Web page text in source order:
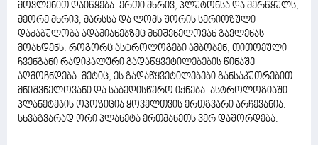
მოვლენით დაიწყება. ერთი მხრივ, პლუტონსა და მერწყულს,
მეორე მხრივ, მარსსა და ლომს შორის სერიოზული
დაძაბულობა ადამიანებზეც მნიშვნელოვან გავლენას
მოახდენს. როგორც ასტროლოგები ამბობენ, თითოეული
ჩვენგანი რადიკალური გადაწყვეტილებების წინაშე
აღმოჩნდება. მეტიც, ეს გადაწყვეტილებები განსაკუთრებით
მნიშვნელოვანი და საბედისწერო იქნება. ასტროლოგიაში
პლანეტების ოპოზიცია ყოველთვის ერთგვარი არჩევანია.
სხვაგვარად ორი პლანეტა ერთმანეთს ვერ დაშორდება.